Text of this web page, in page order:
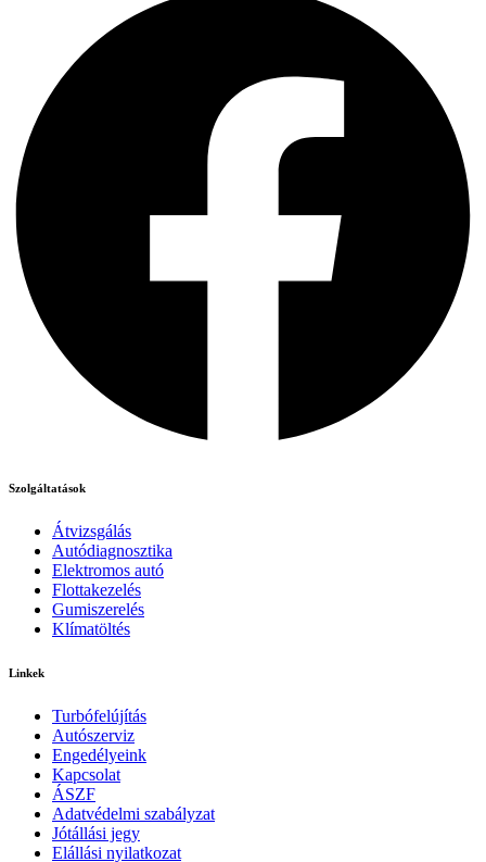
Szolgáltatások
Átvizsgálás
Autódiagnosztika
Elektromos autó
Flottakezelés
Gumiszerelés
Klímatöltés
Linkek
Turbófelújítás
Autószerviz
Engedélyeink
Kapcsolat
ÁSZF
Adatvédelmi szabályzat
Jótállási jegy
Elállási nyilatkozat